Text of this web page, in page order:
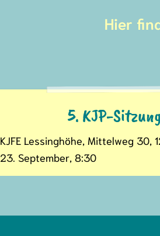
Hier
5. KJP-
KJFE Lessinghöhe, Mittelweg 30,
23. September, 8:30